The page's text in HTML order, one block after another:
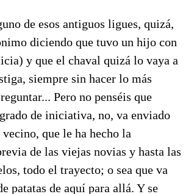
de esos antiguos ligues, quizá,
diciendo que tuvo un hijo con
y que el chaval quizá lo vaya a
siempre sin hacer lo más
Pero no penséis que
de iniciativa, no, va enviado
que le ha hecho la
de las viejas novias y hasta las
todo el trayecto; o sea que va
patatas de aquí para allá. Y se